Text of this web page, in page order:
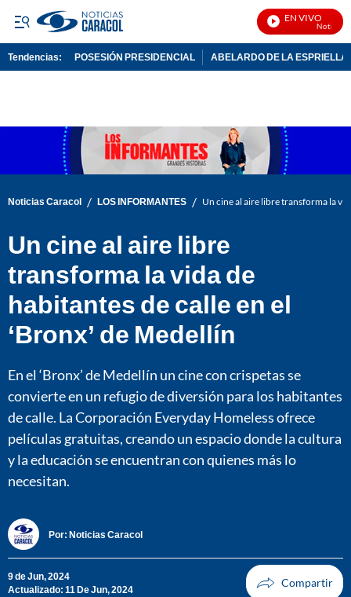
EN VIVO
Noticias
Tendencias: POSESIÓN PRESIDENCIAL ABELARDO DE LA ESPRIELLA
Noticias Caracol / LOS INFORMANTES / Un cine al aire libre transforma la
Un cine al aire libre
transforma la vida de
habitantes de calle en el
‘Bronx’ de Medellín
En el ‘Bronx’ de Medellín un cine con crispetas se
convierte en un refugio de diversión para los habitantes
de calle. La Corporación Everyday Homeless ofrece
películas gratuitas, creando un espacio donde la cultura
y la educación se encuentran con quienes más lo
necesitan.
Por: Noticias Caracol
9 de Jun, 2024
Actualizado: 11 De Jun, 2024